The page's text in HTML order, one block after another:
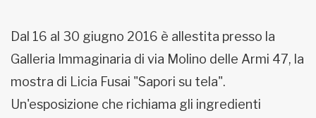
Dal 16 al 30 giugno 2016 è allestita presso la
Galleria Immaginaria di via Molino delle Armi 47, la
mostra di Licia Fusai "Sapori su tela".
Un'esposizione che richiama gli ingredienti